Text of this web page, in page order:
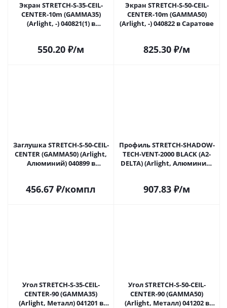
Экран STRETCH-S-35-CEIL-
CENTER-10m (GAMMA35)
(Arlight, -) 040821(1) в
550.20 ₽/м
Экран STRETCH-S-50-CEIL-
CENTER-10m (GAMMA50)
(Arlight, -) 040822 в Саратове
825.30 ₽/м
Заглушка STRETCH-S-50-CEIL-
CENTER (GAMMA50) (Arlight,
Алюминий) 040899 в
456.67 ₽/компл
Профиль STRETCH-SHADOW-
TECH-VENT-2000 BLACK (A2-
DELTA) (Arlight, Алюминий)
907.83 ₽/м
Угол STRETCH-S-35-CEIL-
CENTER-90 (GAMMA35)
(Arlight, Металл) 041201 в
Угол STRETCH-S-50-CEIL-
CENTER-90 (GAMMA50)
(Arlight, Металл) 041202 в